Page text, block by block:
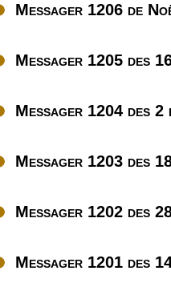
Messager 1206 de
Messager 1205 des
Messager 1204 des 2
Messager 1203 des
Messager 1202 des
Messager 1201 des